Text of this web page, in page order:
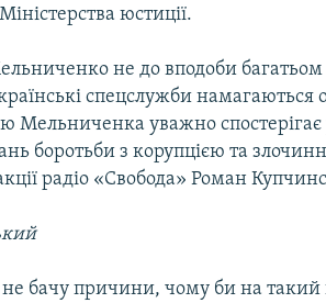
юстиції.
не до вподоби багатьом
спецслужби намагаються
Мельниченка уважно спостерігає
боротьби з корупцією та
радіо «Свобода» Роман
бачу причини, чому би на такий